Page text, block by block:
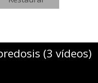
(3 vídeos)